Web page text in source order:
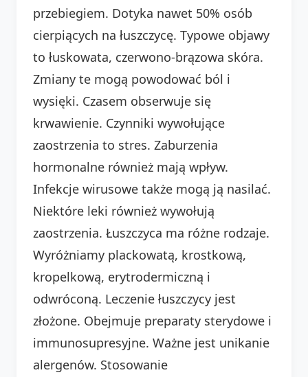
przebiegiem. Dotyka nawet 50% osób
cierpiących na łuszczycę. Typowe objawy
to łuskowata, czerwono-brązowa skóra.
Zmiany te mogą powodować ból i
wysięki. Czasem obserwuje się
krwawienie. Czynniki wywołujące
zaostrzenia to stres. Zaburzenia
hormonalne również mają wpływ.
Infekcje wirusowe także mogą ją nasilać.
Niektóre leki również wywołują
zaostrzenia. Łuszczyca ma różne rodzaje.
Wyróżniamy plackowatą, krostkową,
kropelkową, erytrodermiczną i
odwróconą. Leczenie łuszczycy jest
złożone. Obejmuje preparaty sterydowe i
immunosupresyjne. Ważne jest unikanie
alergenów. Stosowanie